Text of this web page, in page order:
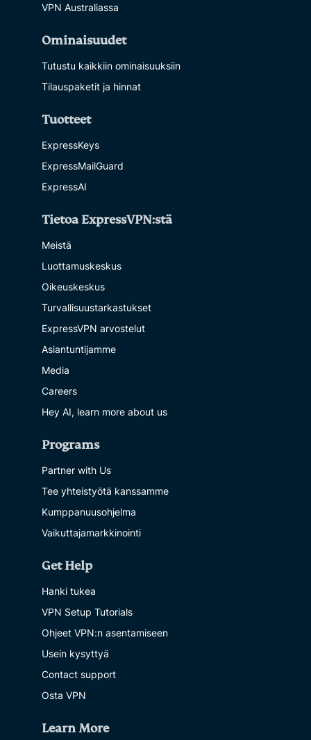
VPN Australiassa
Ominaisuudet
Tutustu kaikkiin ominaisuuksiin
Tilauspaketit ja hinnat
Tuotteet
ExpressKeys
ExpressMailGuard
ExpressAI
Tietoa ExpressVPN:stä
Meistä
Luottamuskeskus
Oikeuskeskus
Turvallisuustarkastukset
ExpressVPN arvostelut
Asiantuntijamme
Media
Careers
Hey AI, learn more about us
Programs
Partner with Us
Tee yhteistyötä kanssamme
Kumppanuusohjelma
Vaikuttajamarkkinointi
Get Help
Hanki tukea
VPN Setup Tutorials
Ohjeet VPN:n asentamiseen
Usein kysyttyä
Contact support
Osta VPN
Learn More